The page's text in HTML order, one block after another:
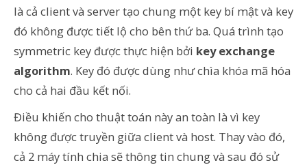
là cả client và server tạo chung một key bí mật và key
đó không được tiết lộ cho bên thứ ba. Quá trình tạo
symmetric key được thực hiện bởi key exchange
algorithm. Key đó được dùng như chìa khóa mã hóa
cho cả hai đầu kết nối.
Điều khiến cho thuật toán này an toàn là vì key
không được truyền giữa client và host. Thay vào đó,
cả 2 máy tính chia sẽ thông tin chung và sau đó sử